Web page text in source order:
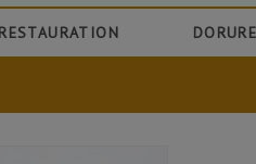
RESTAURATION DORURE